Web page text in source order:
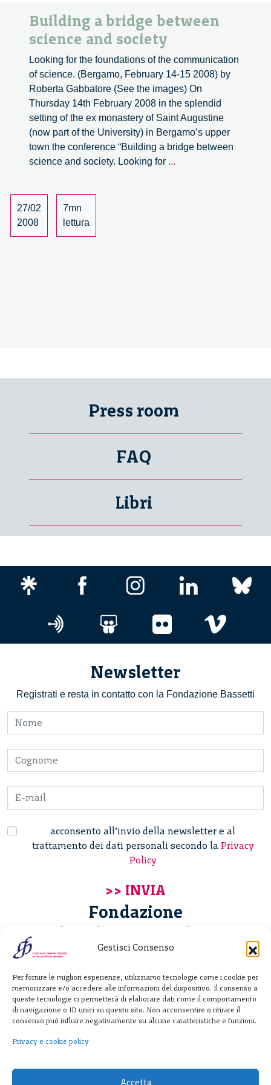
Gestisci Consenso
Per fornire le migliori esperienze, utilizziamo tecnologie come i cookie per
memorizzare e/o accedere alle informazioni del dispositivo. Il consenso a
queste tecnologie ci permetterà di elaborare dati come il comportamento
di navigazione o ID unici su questo sito. Non acconsentire o ritirare il
consenso può influire negativamente su alcune caratteristiche e funzioni.
Privacy e cookie policy
Accetta
Building a bridge between
science and society
Looking for the foundations of the communication
of science. (Bergamo, February 14-15 2008) by
Roberta Gabbatore (See the images) On
Thursday 14th February 2008 in the splendid
setting of the ex monastery of Saint Augustine
(now part of the University) in Bergamo’s upper
town the conference “Building a bridge between
science and society. Looking for ...
27/02
2008
7mn
lettura
Press room
FAQ
Libri
Newsletter
Registrati e resta in contatto con la Fondazione Bassetti
acconsento all’invio della newsletter e al
trattamento dei dati personali secondo la Privacy
Policy
Fondazione
Giannino Bassetti ETS
20122 Milano - Italia
T. +39 02 781933
F. + 39 02 76392030
info@fondazionebassetti.org
p.i. 12520270153